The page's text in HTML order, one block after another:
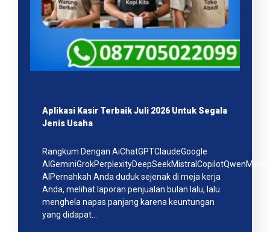
Aplikasi Kasir Terbaik Juli 2026 Untuk Segala
Jenis Usaha
Rangkum Dengan AiChatGPTClaudeGoogle
AIGeminiGrokPerplexityDeepSeekMistralCopilotQwenMeta
AIPernahkah Anda duduk sejenak di meja kerja
Anda, melihat laporan penjualan bulan lalu, lalu
menghela napas panjang karena keuntungan
yang didapat…